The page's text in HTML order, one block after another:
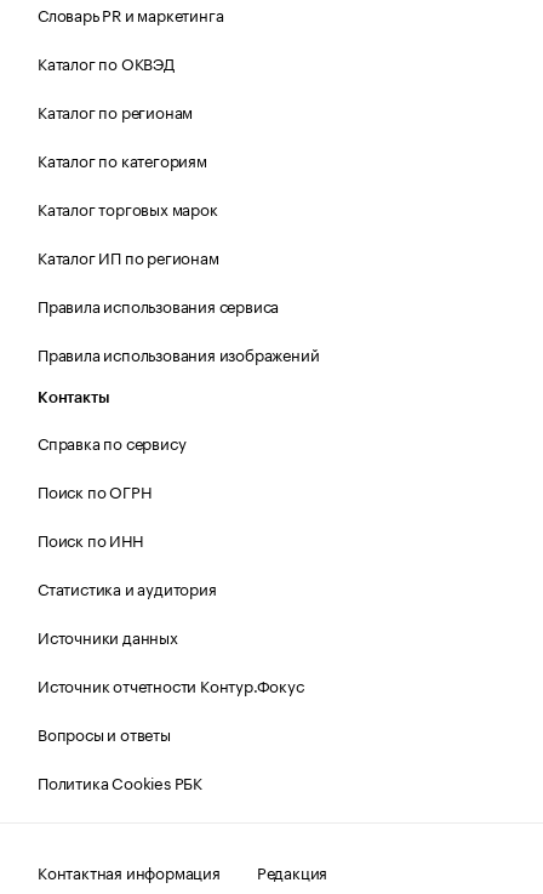
Словарь PR и маркетинга
Каталог по ОКВЭД
Каталог по регионам
Каталог по категориям
Каталог торговых марок
Каталог ИП по регионам
Правила использования сервиса
Правила использования изображений
Контакты
Справка по сервису
Поиск по ОГРН
Поиск по ИНН
Статистика и аудитория
Источники данных
Источник отчетности Контур.Фокус
Вопросы и ответы
Политика Cookies РБК
Контактная информация Редакция